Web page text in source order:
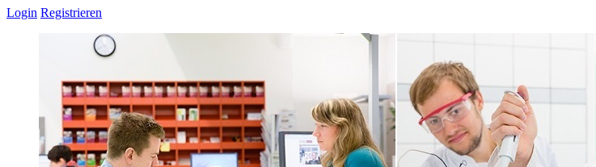
Login Registrieren